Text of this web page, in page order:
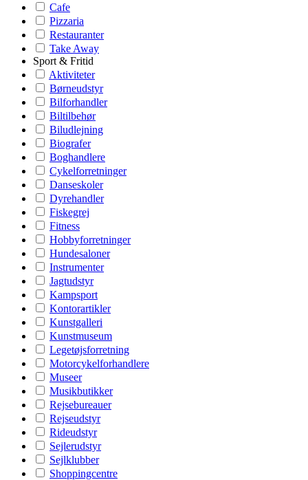
Cafe
Pizzaria
Restauranter
Take Away
Sport & Fritid
Aktiviteter
Børneudstyr
Bilforhandler
Biltilbehør
Biludlejning
Biografer
Boghandlere
Cykelforretninger
Danseskoler
Dyrehandler
Fiskegrej
Fitness
Hobbyforretninger
Hundesaloner
Instrumenter
Jagtudstyr
Kampsport
Kontorartikler
Kunstgalleri
Kunstmuseum
Legetøjsforretning
Motorcykelforhandlere
Museer
Musikbutikker
Rejsebureauer
Rejseudstyr
Rideudstyr
Sejlerudstyr
Sejlklubber
Shoppingcentre